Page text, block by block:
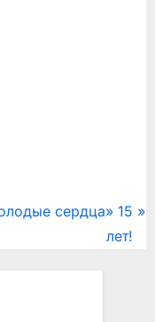
сердца» 15
лет!